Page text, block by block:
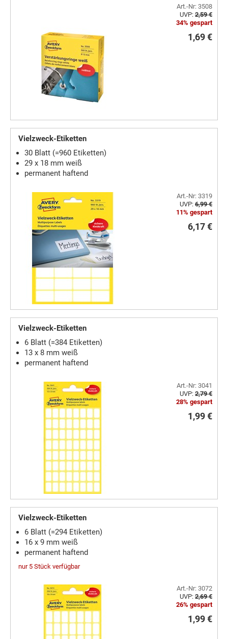
Art.-Nr: 3508
UVP: 2,59 €
34% gespart
1,69 €
Vielzweck-Etiketten
30 Blatt (=960 Etiketten)
29 x 18 mm weiß
permanent haftend
Art.-Nr: 3319
UVP: 6,99 €
11% gespart
6,17 €
Vielzweck-Etiketten
6 Blatt (=384 Etiketten)
13 x 8 mm weiß
permanent haftend
Art.-Nr: 3041
UVP: 2,79 €
28% gespart
1,99 €
Vielzweck-Etiketten
6 Blatt (=294 Etiketten)
16 x 9 mm weiß
permanent haftend
nur 5 Stück verfügbar
Art.-Nr: 3072
UVP: 2,69 €
26% gespart
1,99 €